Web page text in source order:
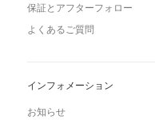
保証とアフターフォロー
よくあるご質問
インフォメーション
お知らせ